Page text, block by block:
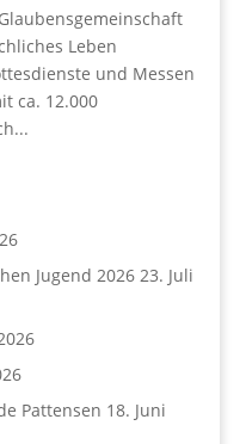
Leben
und Messen
ca. 12.000
Jugend 2026 23. Juli
Pattensen 18. Juni